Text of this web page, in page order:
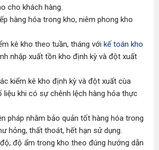
cho khách hàng.
hàng hóa trong kho, niêm phong kho
kê kho theo tuần, tháng với kế toán kho
nhập xuất tồn kho định kỳ và đột xuất
kiểm kê kho định kỳ và đột xuất cùa
liệu khi có sự chênh lệch hàng hóa thực
pháp nhằm bảo quản tốt hàng hóa trong
hỏng, thất thoát, hết hạn sử dụng.
độ ẩm trong kho theo đúng hướng dẫn